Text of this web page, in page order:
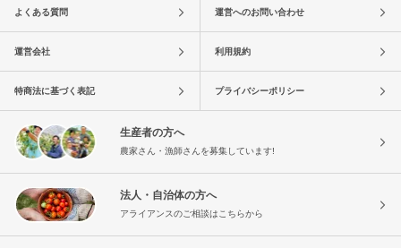
よくある質問 運営へのお問い合わせ
運営会社 利用規約
特商法に基づく表記 プライバシーポリシー
生産者の方へ
農家さん・漁師さんを募集しています!
法人・自治体の方へ
アライアンスのご相談はこちらから